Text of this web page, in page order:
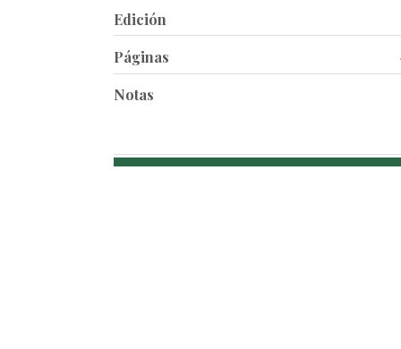
Edición
Páginas
Notas